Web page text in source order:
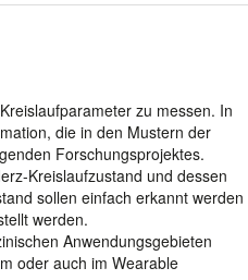
zu messen. In
die in den Mustern der
Forschungsprojektes.
Kreislaufzustand und dessen
sollen einfach erkannt werden
werden.
Anwendungsgebieten
oder auch im Wearable